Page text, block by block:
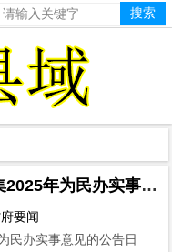
甘肃省人民政府办公厅关于征集2025年为民办实事意见的公告
要闻
民办实事意见的公告日